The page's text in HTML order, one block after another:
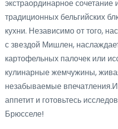
экстраординарное сочетание
традиционных бельгийских
кухни. Независимо от того,
с звездой Мишлен,
картофельных палочек или
кулинарные жемчужины,
незабываемые
аппетит и готовьтесь
Брюсселе!